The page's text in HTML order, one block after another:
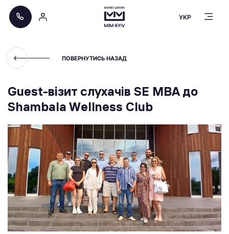
УКР
ПОВЕРНУТИСЬ НАЗАД
Guest-візит слухачів SE MBA до
Shambala Wellness Club